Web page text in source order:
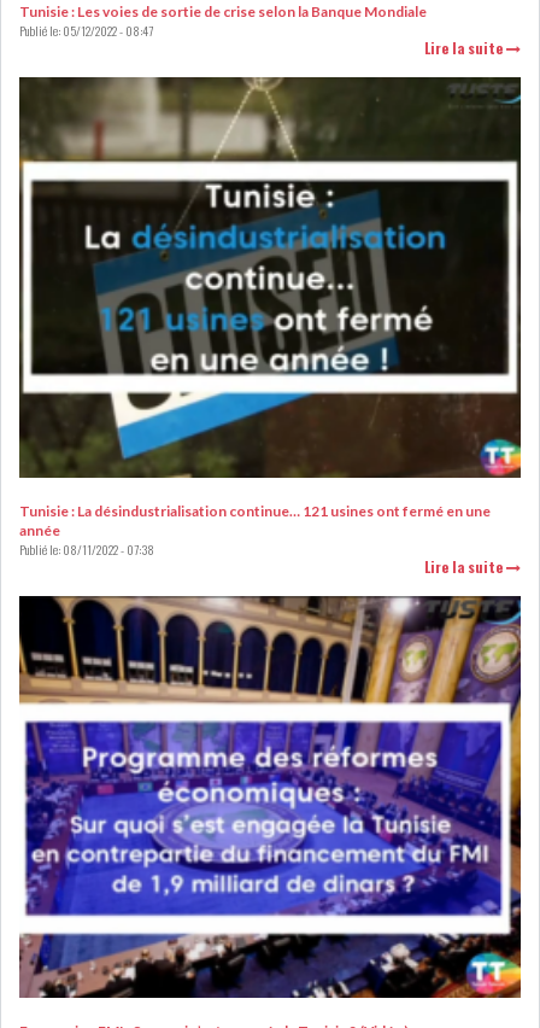
ECONOMIE
ACTUALITÉS
ÉCONOMIQUES
EMPLOI
PRIVATISATION NOMINATION
ACTUALITÉS DES
SOCIÉTÉS
MÉDIAS EDUCATION
TOURISME
DONNÉES
MACROÉCONOMIQUES
HAUSSE DES RÉSERVES DE
DEVISES À 97 JOUR...
Tunisie : Les voies de sortie de crise selon la Banque Mondiale
Publié le:05/12/2022 - 08:47
Lire la suite
Tunisie : La désindustrialisation continue… 121 usines ont fermé en une
année
Publié le:08/11/2022 - 07:38
Lire la suite